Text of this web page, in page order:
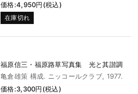
価格:4,950円(税込)
在庫切れ
福原信三・福原路草写真集 光と其諧調
亀倉雄策 構成. ニッコールクラブ, 1977.
価格:3,300円(税込)